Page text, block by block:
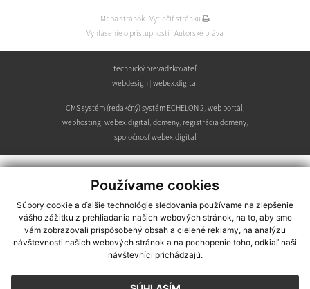
Používame cookies
Súbory cookie a ďalšie technológie sledovania používame na zlepšenie
vášho zážitku z prehliadania našich webových stránok, na to, aby sme
vám zobrazovali prispôsobený obsah a cielené reklamy, na analýzu
návštevnosti našich webových stránok a na pochopenie toho, odkiaľ naši
návštevníci prichádzajú.
Mapa stránok Vytlačiť stránku
Vyhlásenie o prístupnosti Autorské práva
technický prevádzkovateľ
webdesign webex.digital
CMS systém (redakčný) systém ECHELON 2, web portál ,
webhosting, webex.digital , domény, registrácia domény,
spoločnosť webex.digital